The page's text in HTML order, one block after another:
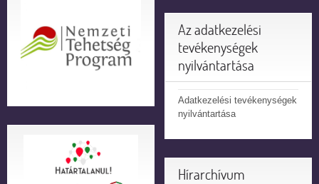
Az adatkezelési
tevékenységek
nyilvántartása
Adatkezelési tevékenységek
nyilvántartása
Hírarchívum